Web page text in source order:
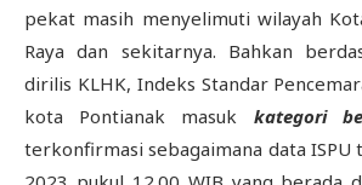
pekat masih menyelimuti wilayah
Raya dan sekitarnya. Bahkan
dirilis KLHK, Indeks Standar
kota Pontianak masuk kategori
terkonfirmasi sebagaimana data ISPU